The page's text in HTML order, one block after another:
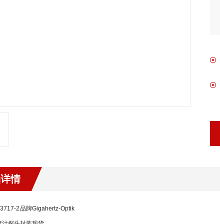
情
2品牌Gigahertz-Optik